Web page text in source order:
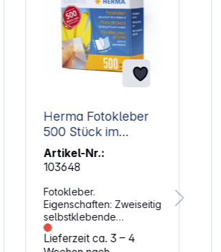
Herma Fotokleber
500 Stück im
Artikel-Nr.:
103648
Fotokleber.
Eigenschaften: Zweiseitig
selbstklebende
Papierabschnitte: eine
Seite klebefertig, eine
Lieferzeit ca. 3 – 4